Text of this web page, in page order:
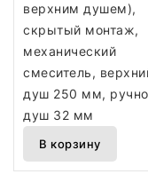
верхним душем),
скрытый монтаж,
механический
смеситель,
душ 250 мм,
душ 32 мм
В корзину